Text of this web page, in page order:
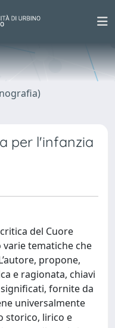
per l'infanzia
del Cuore
tematiche che
propone,
e ragionata, chiavi
fornite da
universalmente
storico, lirico e